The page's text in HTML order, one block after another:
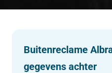
Buitenreclame
gegevens achter